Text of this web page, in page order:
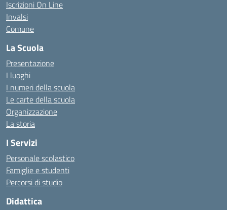
Iscrizioni On Line
Invalsi
Comune
La Scuola
Presentazione
I luoghi
I numeri della scuola
Le carte della scuola
Organizzazione
La storia
I Servizi
Personale scolastico
Famiglie e studenti
Percorsi di studio
Didattica